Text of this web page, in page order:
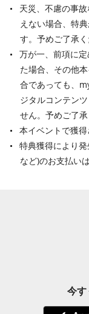
天災、不慮の事
えない場合、特
す。予めご了承く
万が一、前項に
た場合、その他
合であっても、
ジタルコンテン
せん。予めご了承
本イベントで獲得
特典獲得により
など)のお支払い
今